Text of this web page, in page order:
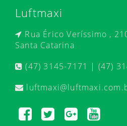
Luftmaxi
Rua Érico Veríssimo ,
Santa Catarina
(47) 3145-7171 | (47)